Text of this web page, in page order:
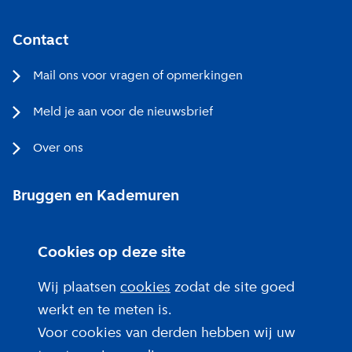
Cookies op deze site
Wij plaatsen cookies zodat de site goed
werkt en te meten is.
Voor cookies van derden hebben wij uw
Contact
Mail ons voor vragen of opmerkingen
Meld je aan voor de nieuwsbrief
Over ons
Bruggen en Kademuren